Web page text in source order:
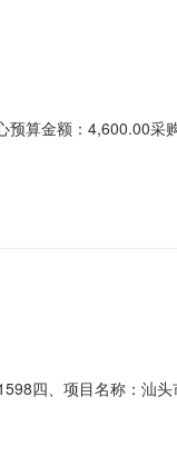
预算金额：4,600.00采
四、项目名称：汕头
主要信息主要标的名